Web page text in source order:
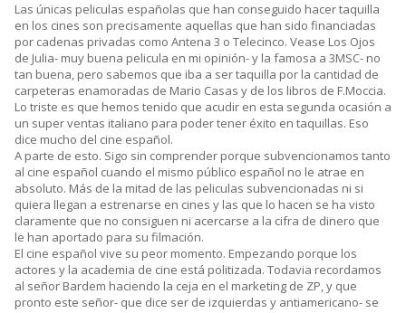
Las únicas peliculas españolas que han conseguido hacer taquilla
en los cines son precisamente aquellas que han sido financiadas
por cadenas privadas como Antena 3 o Telecinco. Vease Los Ojos
de Julia- muy buena pelicula en mi opinión- y la famosa a 3MSC- no
tan buena, pero sabemos que iba a ser taquilla por la cantidad de
carpeteras enamoradas de Mario Casas y de los libros de F.Moccia.
Lo triste es que hemos tenido que acudir en esta segunda ocasión a
un super ventas italiano para poder tener éxito en taquillas. Eso
dice mucho del cine español.
A parte de esto. Sigo sin comprender porque subvencionamos tanto
al cine español cuando el mismo público español no le atrae en
absoluto. Más de la mitad de las peliculas subvencionadas ni si
quiera llegan a estrenarse en cines y las que lo hacen se ha visto
claramente que no consiguen ni acercarse a la cifra de dinero que
le han aportado para su filmación.
El cine español vive su peor momento. Empezando porque los
actores y la academia de cine está politizada. Todavia recordamos
al señor Bardem haciendo la ceja en el marketing de ZP, y que
pronto este señor- que dice ser de izquierdas y antiamericano- se